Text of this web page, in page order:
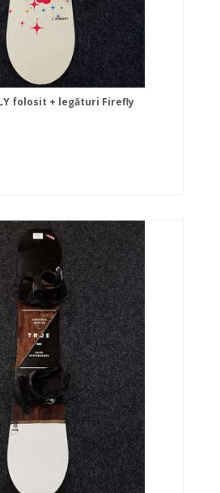
folosit + legături Firefly